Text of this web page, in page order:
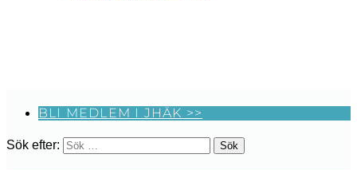
BLI MEDLEM I JHÄK >>
Sök efter: